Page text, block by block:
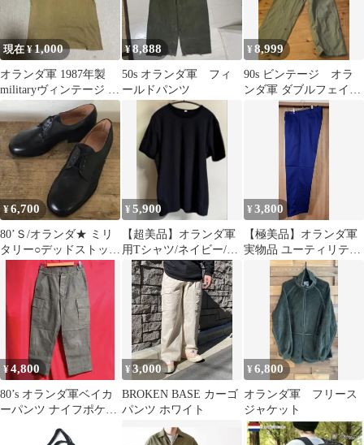
現在 ¥1,000
オランダ軍 1987年製
militaryヴィンテージ T
シャツ
¥8,888
50s オランダ軍 フィ
ールドパンツ
¥8,999
90s ビンテージ オラ
ンダ軍 ダブルフェイス
カーゴパンツ ミリタリ
¥6,700
80’Ｓ/オランダ★ ミリ
タリー○デッドストッ
ク/レザーシューズ 靴
¥5,900
【超美品】オランダ軍
用Tシャツ/ネイビー/M/
セレクトショップ輸入
品
¥3,800
【極美品】オランダ軍
実物品 ユーティリティ
ーパンツ ブルー
¥4,800
80’s オランダ軍ベイカ
ーパンツ ナイフポケッ
ト付 76cm 実物中古良
¥3,000
BROKEN BASE カーゴ
パンツ ホワイト
¥6,800
オランダ軍 フリース
ジャケット